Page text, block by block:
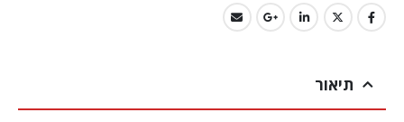
תיאור